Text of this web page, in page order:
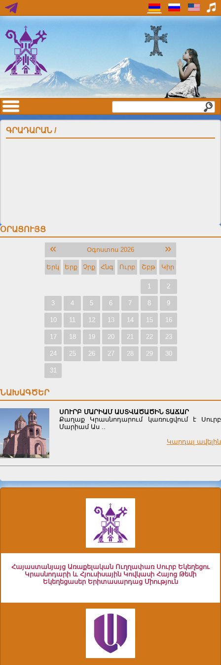
ԳՐԱԴԱՐԱՆ /
ՕՐԱՑՈՒՅՑ
« Օգոստոս 2026 »
Երկ Երք Չրք Հնգ Ուրբ Շբթ Կիր
1 2
3 4 5 6 7 8 9
10 11 12 13 14 15 16
17 18 19 20 21 22 23
24 25 26 27 28 29 30
31
ՆԱԽԱԳԾԵՐ
ՍՈՒՐԲ ՄԱՐԻԱՄ ԱՍՏՎԱԾԱԾԻՆ ՏԱՃԱՐ
Քաղաք Կրասնոդարում կառուցվում է Սուրբ
Մարիամ Աս ..
Կարդալ ավելին
Հայաստանյայց Առաքելական Ուղղափառ Սուրբ Եկեղեցու
Կրասնոդարի և Հյուսիսային Կովկասի Հայոց Թեմի
Եկեղեցասեր Երիտասարդաց Միություն